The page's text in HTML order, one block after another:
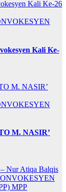
Kali Ke-
M. NASIR’
MPP